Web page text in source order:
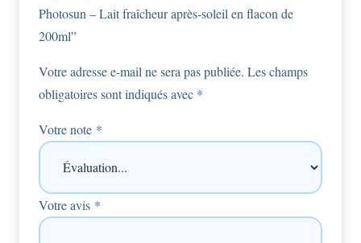
Photosun – Lait fraîcheur après-soleil en flacon de
200ml”
Votre adresse e-mail ne sera pas publiée. Les champs
obligatoires sont indiqués avec *
Votre note *
Votre avis *